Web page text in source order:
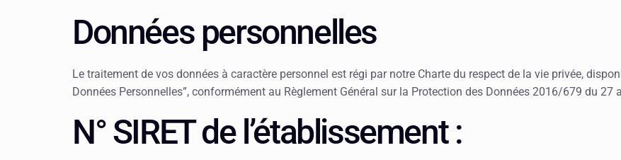
Données personnelles
Le traitement de vos données à caractère personnel est régi par notre Charte du respect de la vie privée,
Données Personnelles”, conformément au Règlement Général sur la Protection des Données 2016/679 du 27
N° SIRET de l’établissement :